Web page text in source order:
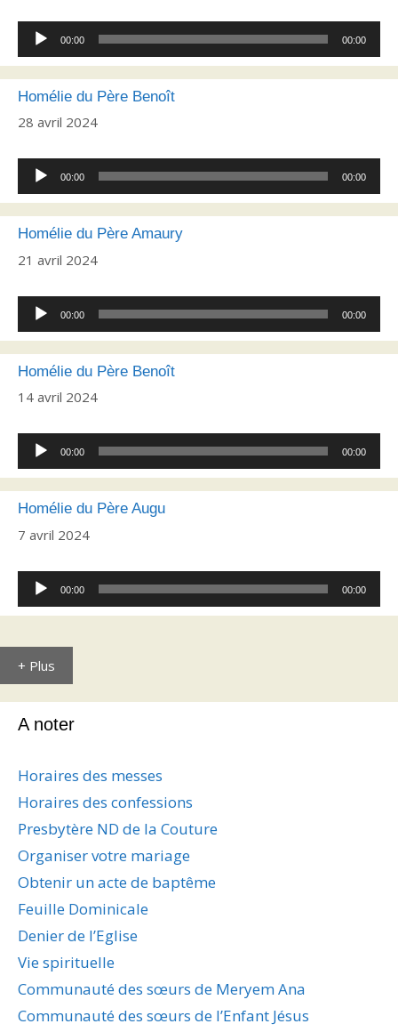
Lecteur
audio
00:00 00:00
Homélie du Père Benoît
28 avril 2024
Lecteur
audio
00:00 00:00
Homélie du Père Amaury
21 avril 2024
Lecteur
audio
00:00 00:00
Homélie du Père Benoît
14 avril 2024
Lecteur
audio
00:00 00:00
Homélie du Père Augu
7 avril 2024
Lecteur
audio
00:00 00:00
+ Plus
A noter
Horaires des messes
Horaires des confessions
Presbytère ND de la Couture
Organiser votre mariage
Obtenir un acte de baptême
Feuille Dominicale
Denier de l’Eglise
Vie spirituelle
Communauté des sœurs de Meryem Ana
Communauté des sœurs de l’Enfant Jésus